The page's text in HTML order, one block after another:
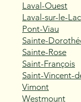
Laval-Ouest
Laval-sur-le-Lac
Pont-Viau
Sainte-
Sainte-Rose
Saint-François
Saint-Vincent-
Vimont
Westmount